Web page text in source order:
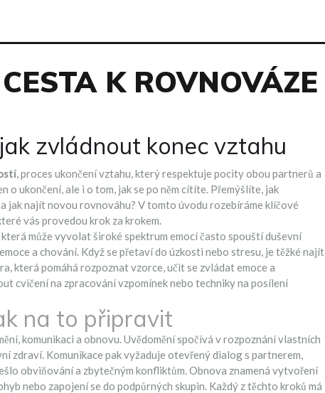
CESTA K ROVNOVÁZE
zvládnout konec vztahu
,proces ukončení vztahu, který respektuje pocity obou partnerů a
o ukončení, ale i o tom, jak se po něm cítíte. Přemýšlíte, jak
jak najít novou rovnováhu? V tomto úvodu rozebíráme klíčové
vás provedou krok za krokem.
může vyvolat široké spektrum emocíčasto spouštíduševní
a chování. Když se přetaví do úzkosti nebo stresu, je těžké najít
která pomáhá rozpoznat vzorce, učit se zvládat emoce a
cvičení na zpracování vzpomínek nebo techniky na posílení
na to připravit
komunikaci a obnovu. Uvědomění spočívá v rozpoznání vlastních
zdraví. Komunikace pak vyžaduje otevřený dialog s partnerem,
obviňování a zbytečným konfliktům. Obnova znamená vytvoření
nebo zapojení se do podpůrných skupin. Každý z těchto kroků má